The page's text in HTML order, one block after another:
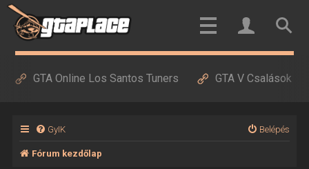
GTA Online Los Santos Tuners GTA V Csalások
GyIK Belépés
Fórum kezdőlap